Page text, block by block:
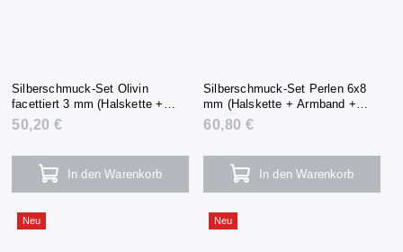
Silberschmuck-Set Olivin
facettiert 3 mm (Halskette +
Armband + Ohrringe)
50,20 €
In den Warenkorb
Silberschmuck-Set Perlen 6x8
mm (Halskette + Armband +
Ohrringe)
60,80 €
In den Warenkorb
Neu Neu